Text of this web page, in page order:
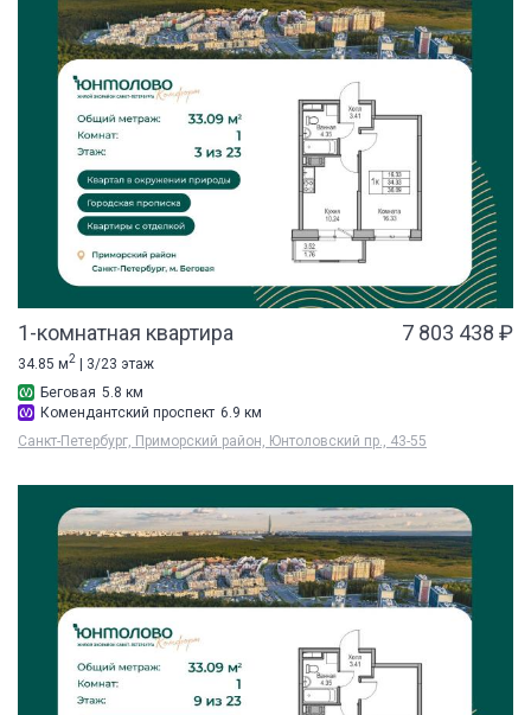
1-комнатная квартира 7 803 438 ₽
34.85 м2
| 3/23 этаж
Беговая 5.8 км
Комендантский проспект 6.9 км
Санкт-Петербург, Приморский район, Юнтоловский пр., 43-55